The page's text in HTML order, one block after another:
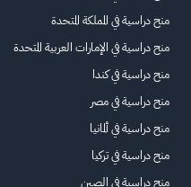
منح دراسية في المملكة المتحدة
منح دراسية في الإمارات العربية المتحدة
منح دراسية في كندا
منح دراسية في مصر
منح دراسية في ألمانيا
منح دراسية في تركيا
منح دراسية في الصين